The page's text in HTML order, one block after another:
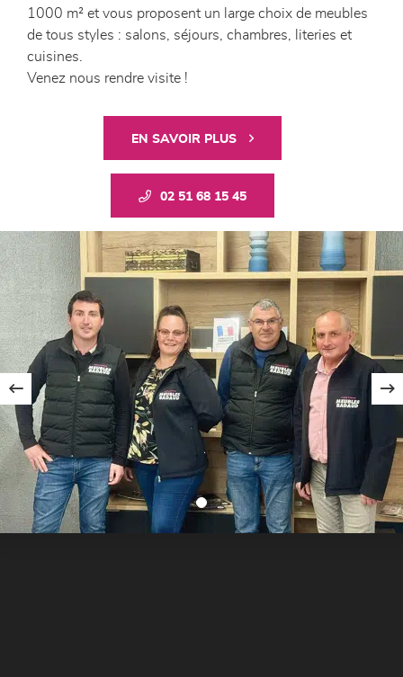
1000 m² et vous proposent un large choix de meubles
de tous styles : salons, séjours, chambres, literies et
cuisines.
Venez nous rendre visite !
EN SAVOIR PLUS
02 51 68 15 45
Previous